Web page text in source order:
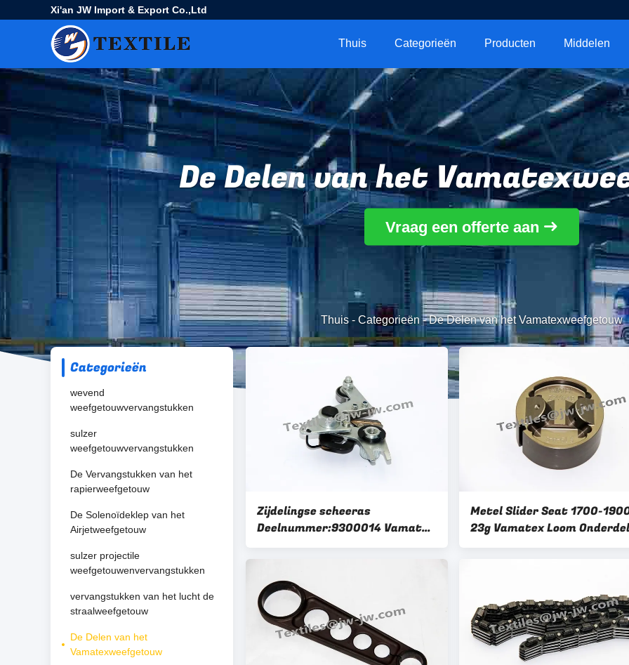
Xi'an JW Import & Export Co.,Ltd
Thuis Categorieën Producten Middelen
De Delen van het
Vraag een offerte aan
Thuis - Categorieën-De Delen van het Vamatexweefgetouw
Categorieën
wevend
weefgetouwvervangstukken
sulzer
weefgetouwvervangstukken
De Vervangstukken van het
rapierweefgetouw
De Solenoïdeklep van het
Airjetweefgetouw
sulzer projectile
weefgetouwenvervangstukken
vervangstukken van het lucht de
straalweefgetouw
De Delen van het
Vamatexweefgetouw
Zijdelingse scheeras
Deelnummer:9300014 Vamatex
weefgetouwonderdelen
Metel Slider Seat 1700-
23g Vamatex Loom
2366048